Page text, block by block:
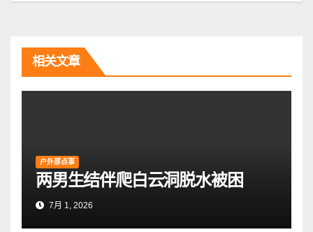
航
相关文章
户外那点事
两男生结伴爬白云洞脱水被困
7月 1, 2026